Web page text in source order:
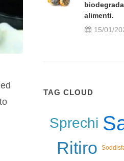
alimenti.
15/01/
TAG CLOUD
Sprechi
Ritiro